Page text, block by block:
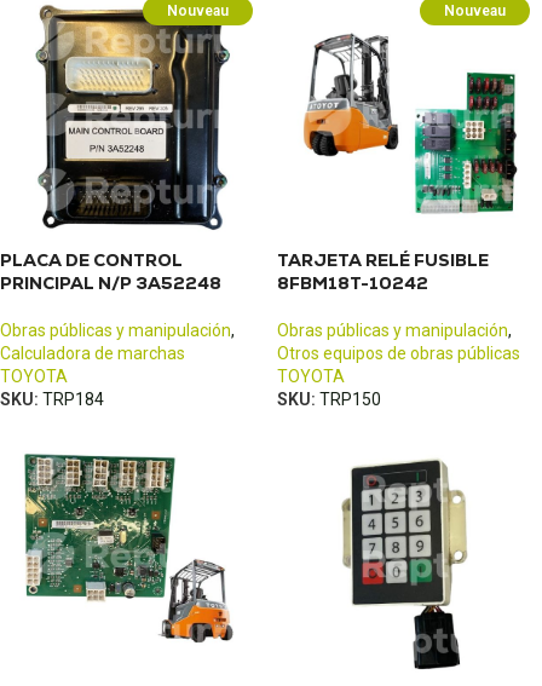
Nouveau
PLACA DE CONTROL
PRINCIPAL N/P 3A52248
Obras públicas y manipulación,
Calculadora de marchas
TOYOTA
SKU: TRP184
Nouveau
TARJETA RELÉ FUSIBLE
8FBM18T-10242
Obras públicas y manipulación,
Otros equipos de obras públicas
TOYOTA
SKU: TRP150